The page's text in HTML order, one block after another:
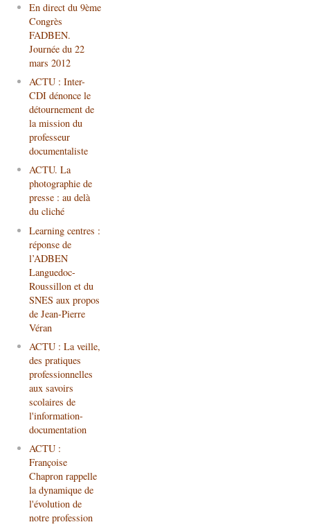
En direct du 9ème
Congrès
FADBEN.
Journée du 22
mars 2012
ACTU : Inter-
CDI dénonce le
détournement de
la mission du
professeur
documentaliste
ACTU. La
photographie de
presse : au delà
du cliché
Learning centres :
réponse de
l’ADBEN
Languedoc-
Roussillon et du
SNES aux propos
de Jean-Pierre
Véran
ACTU : La veille,
des pratiques
professionnelles
aux savoirs
scolaires de
l'information-
documentation
ACTU :
Françoise
Chapron rappelle
la dynamique de
l'évolution de
notre profession